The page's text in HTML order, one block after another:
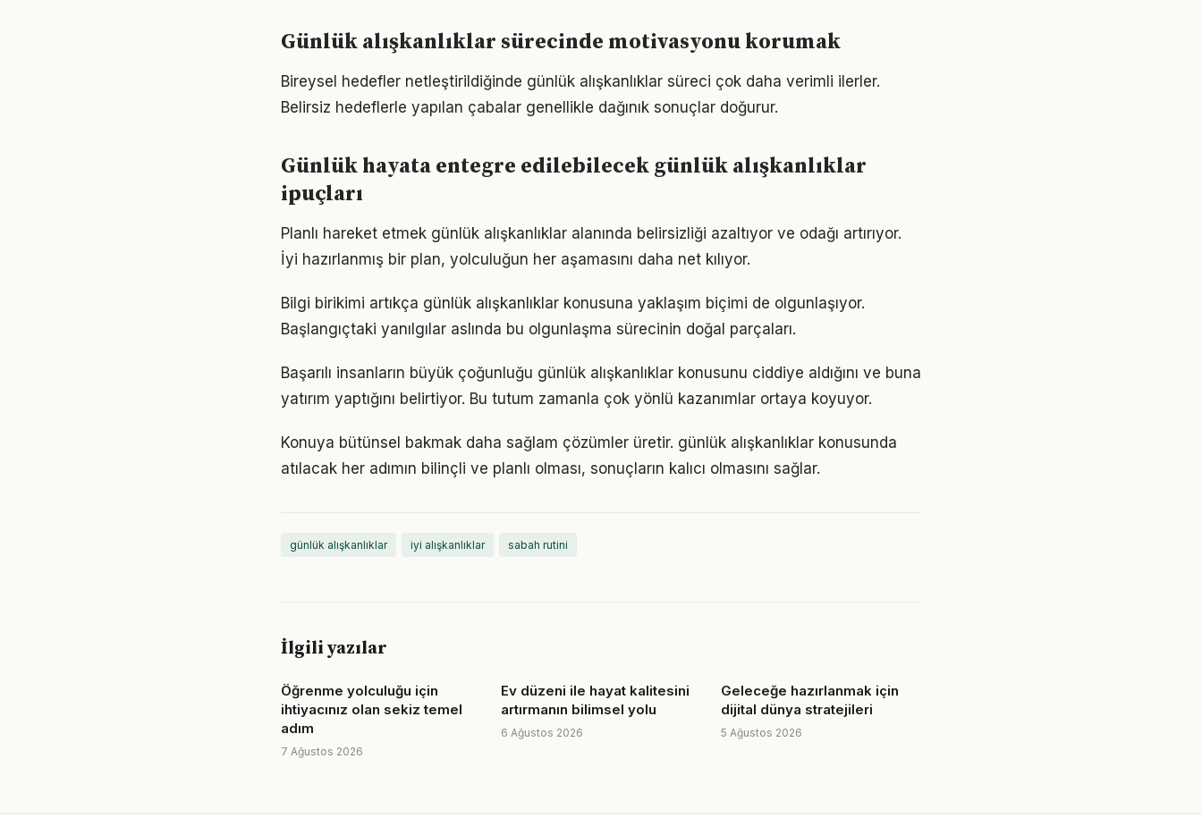
Günlük alışkanlıklar sürecinde motivasyonu korumak
Bireysel hedefler netleştirildiğinde günlük alışkanlıklar süreci çok daha verimli ilerler.
Belirsiz hedeflerle yapılan çabalar genellikle dağınık sonuçlar doğurur.
Günlük hayata entegre edilebilecek günlük alışkanlıklar
ipuçları
Planlı hareket etmek günlük alışkanlıklar alanında belirsizliği azaltıyor ve odağı artırıyor.
İyi hazırlanmış bir plan, yolculuğun her aşamasını daha net kılıyor.
Bilgi birikimi artıkça günlük alışkanlıklar konusuna yaklaşım biçimi de olgunlaşıyor.
Başlangıçtaki yanılgılar aslında bu olgunlaşma sürecinin doğal parçaları.
Başarılı insanların büyük çoğunluğu günlük alışkanlıklar konusunu ciddiye aldığını ve buna
yatırım yaptığını belirtiyor. Bu tutum zamanla çok yönlü kazanımlar ortaya koyuyor.
Konuya bütünsel bakmak daha sağlam çözümler üretir. günlük alışkanlıklar konusunda
atılacak her adımın bilinçli ve planlı olması, sonuçların kalıcı olmasını sağlar.
günlük alışkanlıklar iyi alışkanlıklar sabah rutini
İlgili yazılar
Öğrenme yolculuğu için
ihtiyacınız olan sekiz temel
adım
7 Ağustos 2026
Ev düzeni ile hayat kalitesini
artırmanın bilimsel yolu
6 Ağustos 2026
Geleceğe hazırlanmak için
dijital dünya stratejileri
5 Ağustos 2026